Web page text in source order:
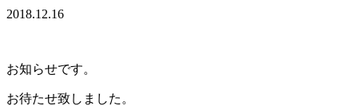
2018.12.16
お知らせです。
お待たせ致しました。